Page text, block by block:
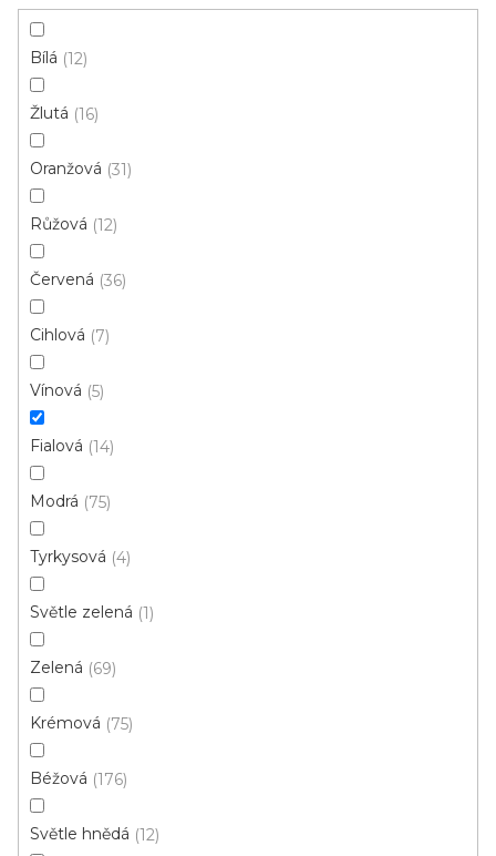
Instituce aj.
Řadit podle:
ZAVŘÍT FILTR
Bílá 12
Žlutá 16
Oranžová 31
Růžová 12
Červená 36
Cihlová 7
Vínová 5
Fialová 14
Modrá 75
Tyrkysová 4
Světle zelená 1
Zelená 69
Krémová 75
Béžová 176
Světle hnědá 12
Koberec metráž NEW ORLEANS /tex 372